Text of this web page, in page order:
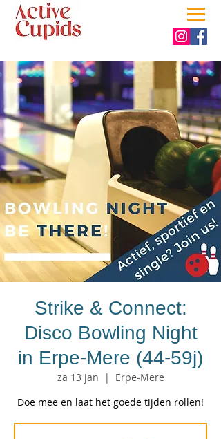
Strike & Connect:
Disco Bowling Night
in Erpe-Mere (44-59j)
za 13 jan
  |
Erpe-Mere
Doe mee en laat het goede tijden rollen!